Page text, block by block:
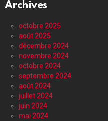
Archives
octobre 2025
août 2025
décembre 2024
novembre 2024
octobre 2024
septembre 2024
août 2024
juillet 2024
juin 2024
mai 2024